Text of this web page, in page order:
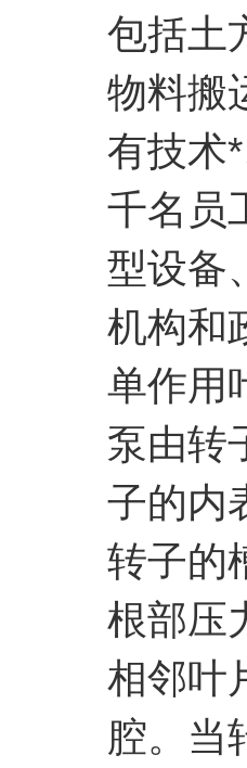
包括土
物料搬
有技术
千名员
型设备
机构和
单作用
泵由转
子的内
转子的
根部压
相邻叶
腔。当